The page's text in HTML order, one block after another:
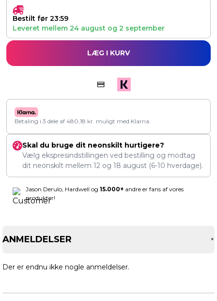
Bestilt før 23:59
Leveret mellem 24 august og 2 september
LÆG I KURV
Betaling i 3 dele af 480,18 kr. muligt med Klarna.
Skal du bruge dit neonskilt hurtigere?
Vælg ekspresindstillingen ved bestilling og modtag
dit neonskilt mellem 12 og 18 august (6-10 hverdage).
Jason Derulo, Hardwell og 15.000+ andre er fans af vores
produkter!
ANMELDELSER +
Der er endnu ikke nogle anmeldelser.